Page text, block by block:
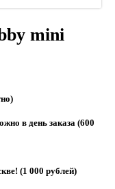
mini
в день заказа (600
(1 000 рублей)